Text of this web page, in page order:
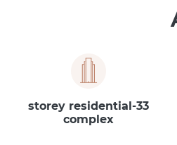
33-storey residential
complex